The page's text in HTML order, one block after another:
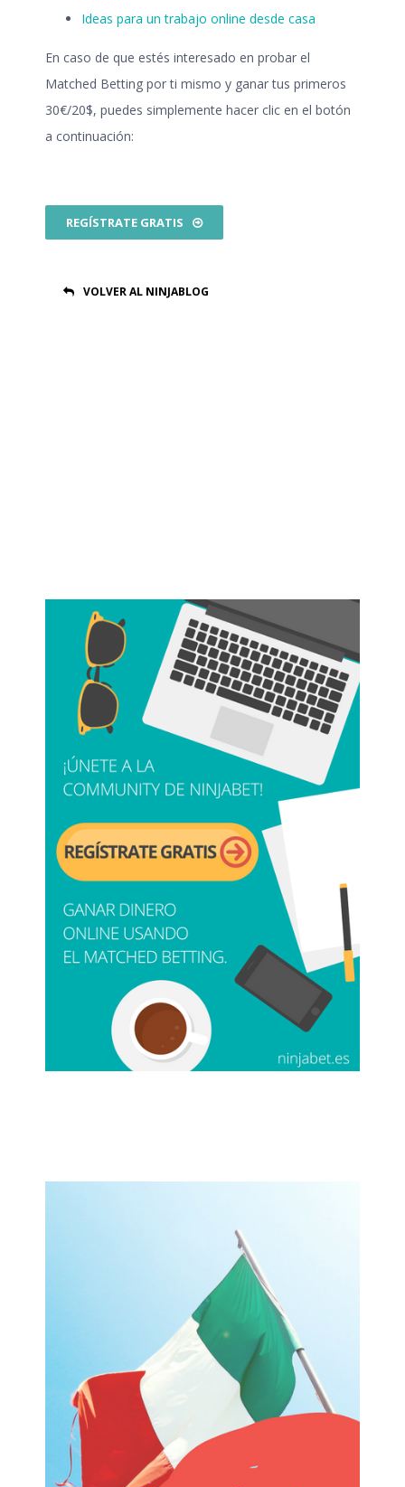
Ideas para un trabajo online desde casa
En caso de que estés interesado en probar el
Matched Betting por ti mismo y ganar tus primeros
30€/20$, puedes simplemente hacer clic en el botón
a continuación:
REGÍSTRATE GRATIS
VOLVER AL NINJABLOG